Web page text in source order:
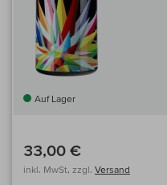
Auf Lager
33,00 €
inkl. MwSt, zzgl. Versand